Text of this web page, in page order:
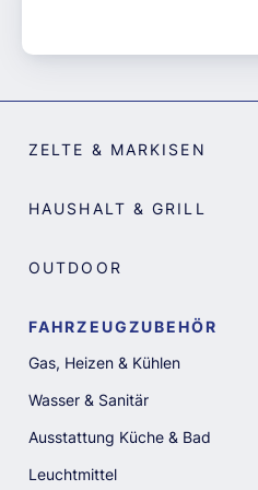
ZELTE & MARKISEN
HAUSHALT & GRILL
OUTDOOR
FAHRZEUGZUBEHÖR
Gas, Heizen & Kühlen
Wasser & Sanitär
Ausstattung Küche & Bad
Leuchtmittel